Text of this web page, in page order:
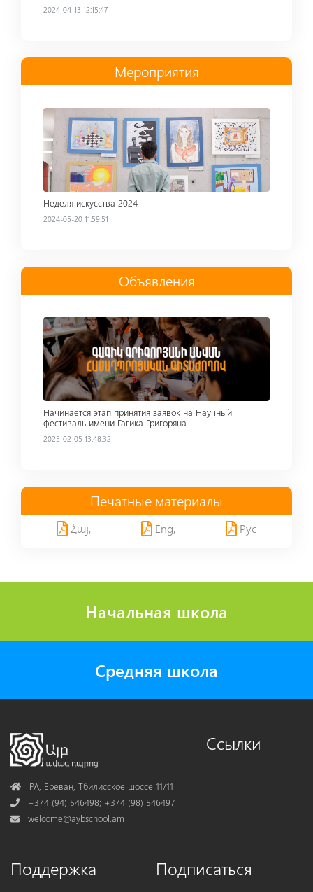
2024-04-13 12:15:47
Мероприятия
Read more
Неделя искусства 2024
2024-05-20 11:59:51
Объявления
Read more
Начинается этап принятия заявок на Научный
фестиваль имени Гагика Григоряна
2025-02-05 13:48:32
Печатные материалы
Հայ, Eng, Рус
Начальная школа
Средняя школа
AddressРА, Ереван, Тбилисское шоссе 11/11
Phone+374 (94) 546498; +374 (98) 546497
Mail
welcome@aybschool.am
Ссылки
Поддержка Подписаться